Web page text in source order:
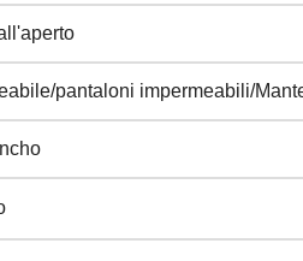
pantaloni impermeabili/